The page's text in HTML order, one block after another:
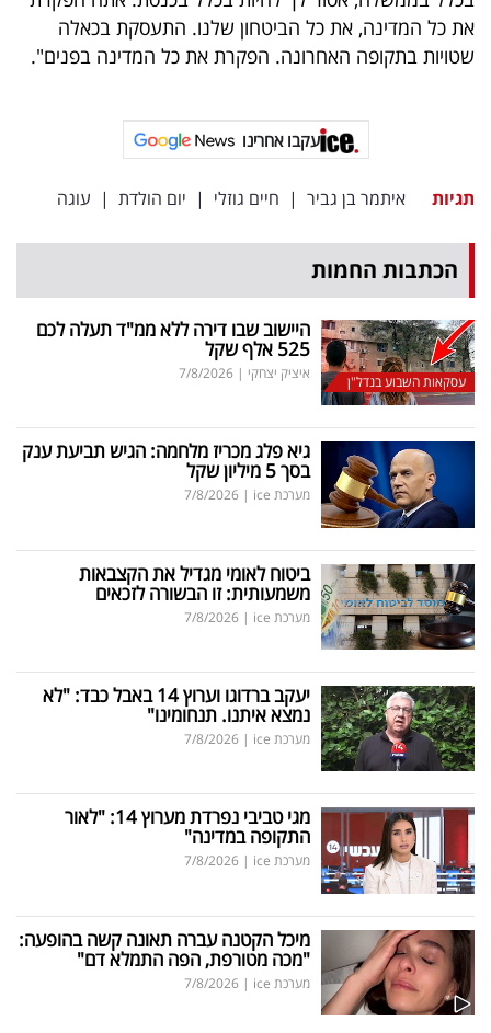
את כל המדינה, את כל הביטחון שלנו. התעסקת בכאלה
שטויות בתקופה האחרונה. הפקרת את כל המדינה בפנים".
עקבו אחרינו
תגיות איתמר בן גביר | חיים גוזלי | יום הולדת | עוגה
הכתבות החמות
עסקאות השבוע בנדל"ן
היישוב שבו דירה ללא ממ"ד תעלה לכם
525 אלף שקל
איציק יצחקי |
7/8/2026
גיא פלג מכריז מלחמה: הגיש תביעת ענק
בסך 5 מיליון שקל
מערכת ice |
7/8/2026
ביטוח לאומי מגדיל את הקצבאות
משמעותית: זו הבשורה לזכאים
מערכת ice |
7/8/2026
יעקב ברדוגו וערוץ 14 באבל כבד: "לא
נמצא איתנו. תנחומינו"
מערכת ice |
7/8/2026
מגי טביבי נפרדת מערוץ 14: "לאור
התקופה במדינה"
מערכת ice |
7/8/2026
מיכל הקטנה עברה תאונה קשה בהופעה:
"מכה מטורפת, הפה התמלא דם"
מערכת ice |
7/8/2026